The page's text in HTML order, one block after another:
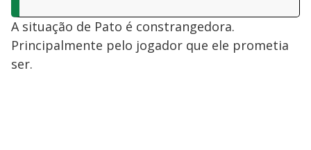
A situação de Pato é constrangedora.
Principalmente pelo jogador que ele prometia
ser.